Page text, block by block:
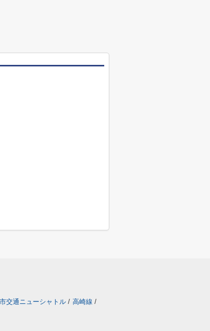
交通ニューシャトル / 高崎線 /